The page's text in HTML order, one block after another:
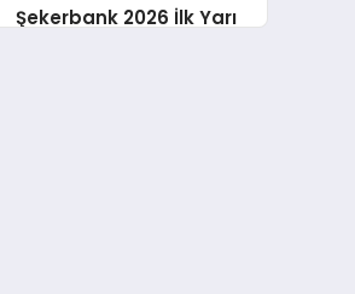
tutuyor
Şekerbank 2026 İlk Yarı